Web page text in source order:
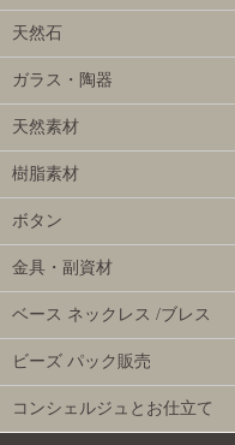
天然石
ガラス・陶器
天然素材
樹脂素材
ボタン
金具・副資材
ベース ネックレス /ブレス
ビーズ パック販売
コンシェルジュとお仕立て